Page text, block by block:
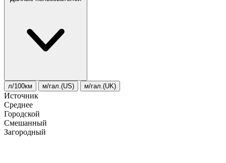
л/100км м/гал.(US) м/гал.(UK)
Источник
Среднее
Городской
Смешанный
Загородный